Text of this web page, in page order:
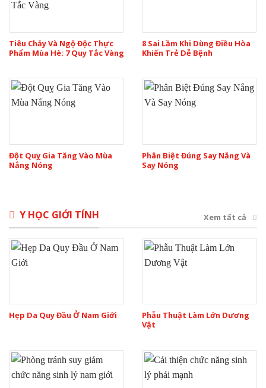
Tiêu Chảy Và Ngộ Độc Thực
Phẩm Mùa Hè: 7 Quy Tắc Vàng
8 Sai Lầm Khi Dùng Điều Hòa
Khiến Trẻ Dễ Bệnh
Đột Quỵ Gia Tăng Vào Mùa
Nắng Nóng
Phân Biệt Đúng Say Nắng Và
Say Nóng
Y HỌC GIỚI TÍNH Xem tất cả
Hẹp Da Quy Đầu Ở Nam Giới
Phẫu Thuật Làm Lớn Dương
Vật